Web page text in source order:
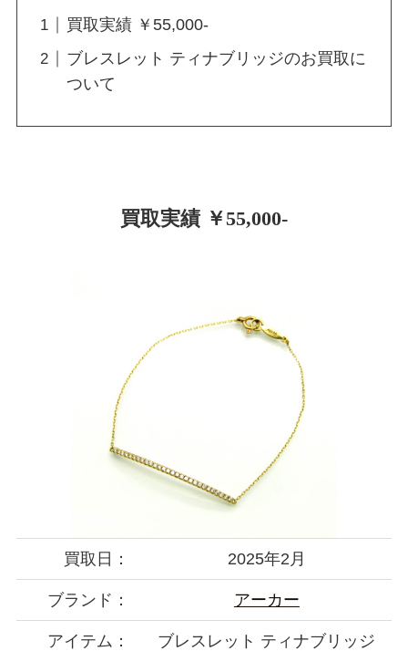
買取実績 ￥55,000-
ブレスレット ティナブリッジのお買取に
ついて
買取実績 ￥55,000-
買取日： 2025年2月
ブランド： アーカー
アイテム： ブレスレット ティナブリッジ